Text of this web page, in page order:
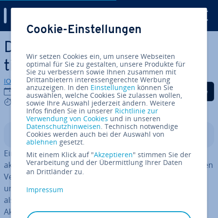
Zum Haupt­in­halt springen
Debian 13-Upgrade: So funk­
tio­niert’s Schritt für Schritt
IONOS Redaktion
22.09.2025
8 mins
Auf Facebook teilen
Auf Twitter teilen
Auf LinkedIn
In­halts­ver­zeich­nis
Ein Debian 13-Upgrade ist ein Schritt, um Ihr System
aktuell, sicher und zu­kunfts­fä­hig zu halten. Mit der neuen
Version trixie bringt Debian zahl­rei­che Ver­bes­se­run­gen
und ak­tua­li­sier­te Soft­ware­pa­ke­te, die sowohl für Server
als auch für Desktop-Systeme relevant sind. Die sichere
Ak­tua­li­sie­rung von Debian 12 (bookworm) ist dabei in
Cookie-Einstellungen
Wir setzen Cookies ein, um unsere Webseiten
optimal für Sie zu gestalten, unsere Produkte für
Sie zu verbessern sowie Ihnen zusammen mit
Drittanbietern interessengerechte Werbung
anzuzeigen. In den Einstellungen können Sie
auswählen, welche Cookies Sie zulassen wollen,
sowie Ihre Auswahl jederzeit ändern. Weitere
Infos finden Sie in unserer Richtlinie zur
Verwendung von Cookies und in unseren
Datenschutzhinweisen. Technisch notwendige
Cookies werden auch bei der Auswahl von
ablehnen gesetzt.
Mit einem Klick auf "Akzeptieren" stimmen Sie der
Verarbeitung und der Übermittlung Ihrer Daten
an Drittländer zu.
Impressum